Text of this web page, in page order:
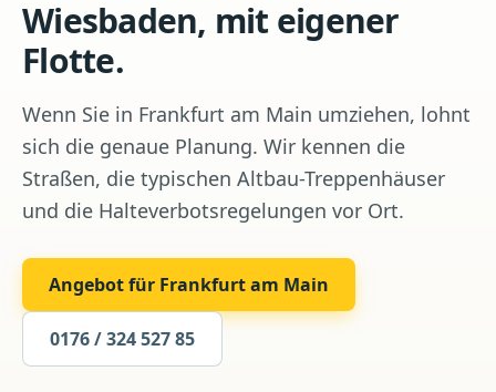
Wiesbaden, mit eigener
Flotte.
Wenn Sie in Frankfurt am Main umziehen, lohnt
sich die genaue Planung. Wir kennen die
Straßen, die typischen Altbau-Treppenhäuser
und die Halteverbotsregelungen vor Ort.
Angebot für Frankfurt am Main
0176 / 324 527 85